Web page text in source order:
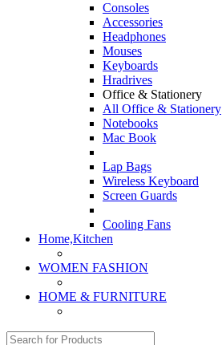
Consoles
Accessories
Headphones
Mouses
Keyboards
Hradrives
Office & Stationery
All Office & Stationery
Notebooks
Mac Book
Lap Bags
Wireless Keyboard
Screen Guards
Cooling Fans
Home,Kitchen
WOMEN FASHION
HOME & FURNITURE
Search for: